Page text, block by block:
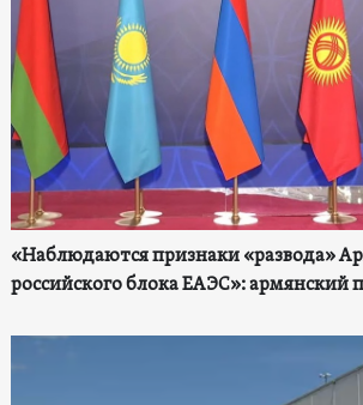
«Наблюдаются признаки «развода»
российского блока ЕАЭС»: армянский